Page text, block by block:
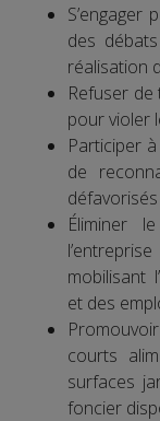
S’engager
des
réalisation
Refuser
pour violer
Participer
de
défavorisés
Éliminer
mobilisant
et des
courts
surfaces
foncier